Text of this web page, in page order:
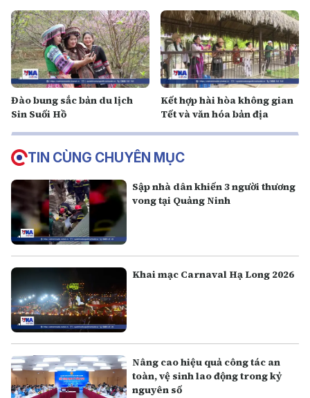
Đào bung sắc bản du lịch
Sin Suối Hồ
Kết hợp hài hòa không gian
Tết và văn hóa bản địa
TIN CÙNG CHUYÊN MỤC
Sập nhà dân khiến 3 người thương
vong tại Quảng Ninh
Khai mạc Carnaval Hạ Long 2026
Nâng cao hiệu quả công tác an
toàn, vệ sinh lao động trong kỷ
nguyên số